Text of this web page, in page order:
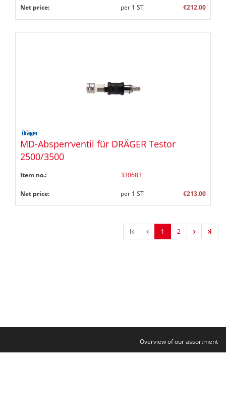
Net price: per 1 ST €212.00
MD-Absperrventil für DRÄGER Testor
2500/3500
Item no.: 330683
Net price: per 1 ST €213.00
l 1 2 l
Overview of our assortment